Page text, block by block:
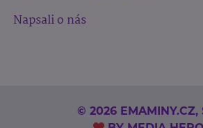
Napsali o nás
© 2026 EMAMINY.CZ,